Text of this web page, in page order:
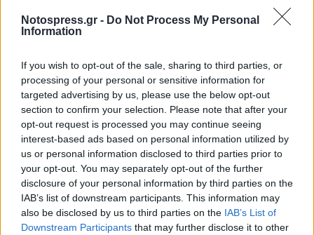
Notospress.gr - Do Not Process My Personal
Information
If you wish to opt-out of the sale, sharing to third parties, or
processing of your personal or sensitive information for
targeted advertising by us, please use the below opt-out
section to confirm your selection. Please note that after your
opt-out request is processed you may continue seeing
interest-based ads based on personal information utilized by
us or personal information disclosed to third parties prior to
your opt-out. You may separately opt-out of the further
disclosure of your personal information by third parties on the
IAB’s list of downstream participants. This information may
also be disclosed by us to third parties on the IAB’s List of
Downstream Participants that may further disclose it to other
Σχετικά Άρθρα